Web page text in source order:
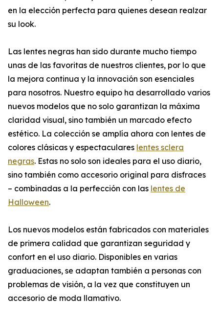
en la elección perfecta para quienes desean realzar
su look.
Las lentes negras han sido durante mucho tiempo
unas de las favoritas de nuestros clientes, por lo que
la mejora continua y la innovación son esenciales
para nosotros. Nuestro equipo ha desarrollado varios
nuevos modelos que no solo garantizan la máxima
claridad visual, sino también un marcado efecto
estético. La colección se amplía ahora con lentes de
colores clásicas y espectaculares lentes sclera
negras. Estas no solo son ideales para el uso diario,
sino también como accesorio original para disfraces
– combinadas a la perfección con las lentes de
Halloween.
Los nuevos modelos están fabricados con materiales
de primera calidad que garantizan seguridad y
confort en el uso diario. Disponibles en varias
graduaciones, se adaptan también a personas con
problemas de visión, a la vez que constituyen un
accesorio de moda llamativo.